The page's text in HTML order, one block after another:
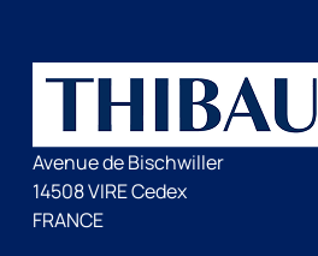
Avenue de Bischwiller
14508 VIRE Cedex
FRANCE